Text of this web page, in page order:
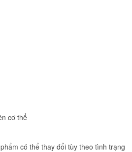
cơ thể
có thể thay đổi tùy theo tình trạng